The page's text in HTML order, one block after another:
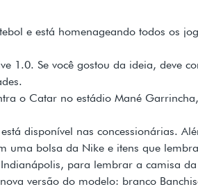
e está homenageando todos os
1.0. Se você gostou da ideia, deve
o Catar no estádio Mané
disponível nas concessionárias.
uma bolsa da Nike e itens que
para lembrar a camisa
versão do modelo: branco